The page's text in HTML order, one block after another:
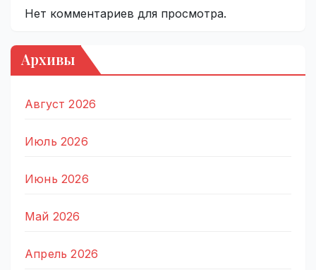
Нет комментариев для просмотра.
Архивы
Август 2026
Июль 2026
Июнь 2026
Май 2026
Апрель 2026